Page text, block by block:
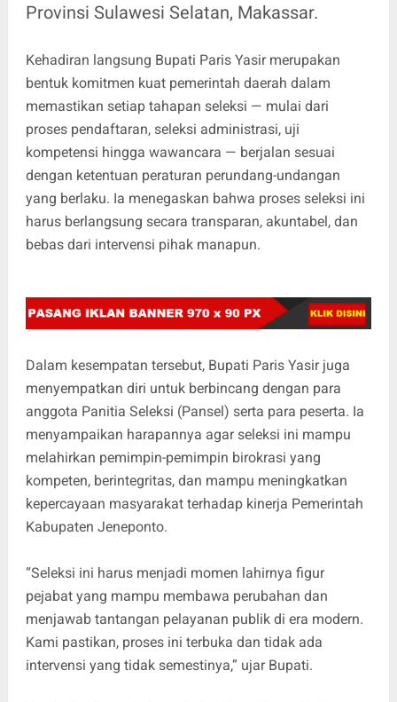
Provinsi Sulawesi Selatan, Makassar.
Kehadiran langsung Bupati Paris Yasir merupakan
bentuk komitmen kuat pemerintah daerah dalam
memastikan setiap tahapan seleksi — mulai dari
proses pendaftaran, seleksi administrasi, uji
kompetensi hingga wawancara — berjalan sesuai
dengan ketentuan peraturan perundang-undangan
yang berlaku. Ia menegaskan bahwa proses seleksi ini
harus berlangsung secara transparan, akuntabel, dan
bebas dari intervensi pihak manapun.
Dalam kesempatan tersebut, Bupati Paris Yasir juga
menyempatkan diri untuk berbincang dengan para
anggota Panitia Seleksi (Pansel) serta para peserta. Ia
menyampaikan harapannya agar seleksi ini mampu
melahirkan pemimpin-pemimpin birokrasi yang
kompeten, berintegritas, dan mampu meningkatkan
kepercayaan masyarakat terhadap kinerja Pemerintah
Kabupaten Jeneponto.
“Seleksi ini harus menjadi momen lahirnya figur
pejabat yang mampu membawa perubahan dan
menjawab tantangan pelayanan publik di era modern.
Kami pastikan, proses ini terbuka dan tidak ada
intervensi yang tidak semestinya,” ujar Bupati.